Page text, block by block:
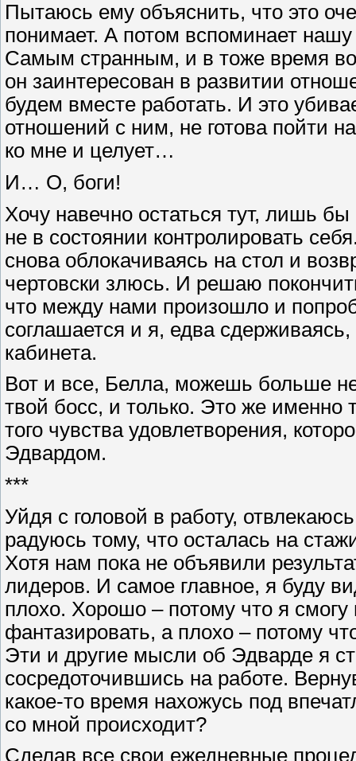
Пытаюсь ему объяснить, что это
понимает. А потом вспоминает
Самым странным, и в тоже время
он заинтересован в развитии
будем вместе работать. И это
отношений с ним, не готова пойти
ко мне и целует…
И… О, боги!
Хочу навечно остаться тут, лишь
не в состоянии контролировать
снова облокачиваясь на стол и
чертовски злюсь. И решаю
что между нами произошло и
соглашается и я, едва
кабинета.
Вот и все, Белла, можешь больше
твой босс, и только. Это же именно
того чувства удовлетворения,
Эдвардом.
***
Уйдя с головой в работу,
радуюсь тому, что осталась на
Хотя нам пока не объявили
лидеров. И самое главное, я буду
плохо. Хорошо – потому что я смогу
фантазировать, а плохо – потому
Эти и другие мысли об Эдварде я
сосредоточившись на работе.
какое-то время нахожусь под
со мной происходит?
Сделав все свои ежедневные